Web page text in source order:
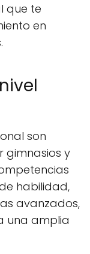
que te
en
son
gimnasios y
habilidad,
avanzados,
una amplia